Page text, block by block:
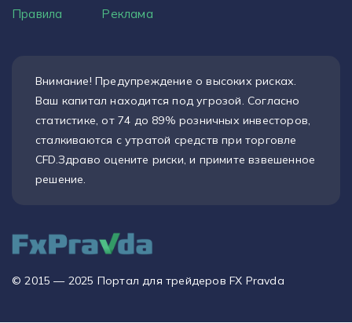
Правила Реклама
Внимание! Предупреждение о высоких рисках.
Ваш капитал находится под угрозой. Согласно
статистике, от 74 до 89% розничных инвесторов,
сталкиваются с утратой средств при торговле
CFD.Здраво оцените риски, и примите взвешенное
решение.
© 2015 — 2025 Портал для трейдеров FX Pravda